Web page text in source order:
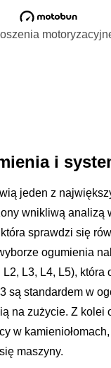
i
jeden z
wnikliwą analizą
sprawdzi się
ogumienia
L3, L4, L5), która
są standardem w
na zużycie. Z kolei
w
maszyny.